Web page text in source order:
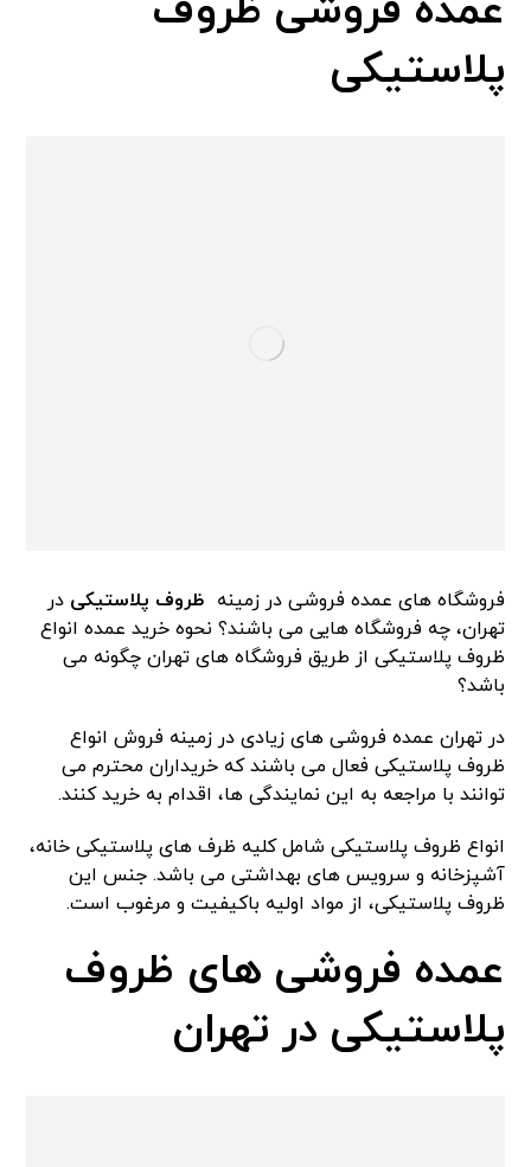
پلاستیکی
فروشگاه های عمده فروشی در زمینه ظروف پلاستیکی در
تهران، چه فروشگاه هایی می باشند؟ نحوه خرید عمده انواع
ظروف پلاستیکی از طریق فروشگاه های تهران چگونه می
باشد؟
در تهران عمده فروشی های زیادی در زمینه فروش انواع
ظروف پلاستیکی فعال می باشند که خریداران محترم می
توانند با مراجعه به این نمایندگی ها، اقدام به خرید کنند.
انواع ظروف پلاستیکی شامل کلیه ظرف های پلاستیکی خانه،
آشپزخانه و سرویس های بهداشتی می باشد. جنس این
ظروف پلاستیکی، از مواد اولیه باکیفیت و مرغوب است.
عمده فروشی های ظروف
پلاستیکی در تهران